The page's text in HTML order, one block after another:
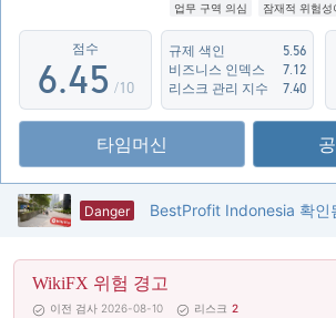
업무 구역 의심
잠재적 위험성
점수
5
6
7
8
9
.
3
4
5
6
7
8
9
4
5
6
7
8
9
/10
규제 색인
5.56
비즈니스 인덱스
7.12
리스크 관리 지수
7.40
타임머신
Danger
WikiFX 위험 경고
이전 검사 2026-08-10 리스크 2